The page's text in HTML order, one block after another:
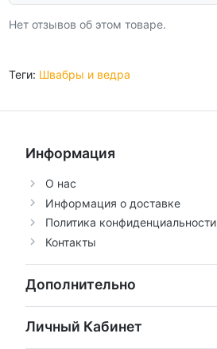
Нет отзывов об этом товаре.
Теги: Швабры и ведра
Информация
О нас
Информация о доставке
Политика конфиденциальности
Контакты
Дополнительно
Личный Кабинет